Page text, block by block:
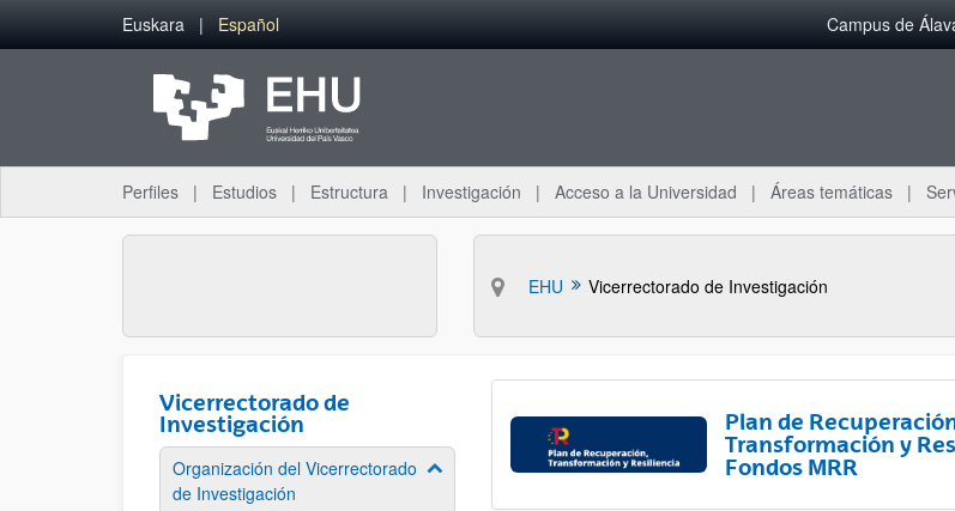
Saltar al contenido principal
Euskara Español Campus de
Perfiles Estudios Estructura Investigación Acceso a la Universidad Áreas temáticas
EHU Vicerrectorado de Investigación
Vicerrectorado de
Investigación
Organización del Vicerrectorado
de Investigación
Mostrar/ocultar subpáginas
Plan de
Transformación y
Fondos MRR